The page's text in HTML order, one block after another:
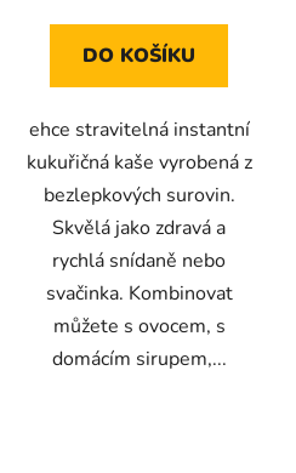
DO KOŠÍKU
ehce stravitelná instantní
kukuřičná kaše vyrobená z
bezlepkových surovin.
Skvělá jako zdravá a
rychlá snídaně nebo
svačinka. Kombinovat
můžete s ovocem, s
domácím sirupem,...